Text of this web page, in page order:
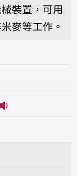
裝置，可用
麥等工作。
播放音讀hông-